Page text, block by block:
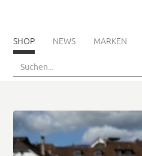
SHOP NEWS MARKEN